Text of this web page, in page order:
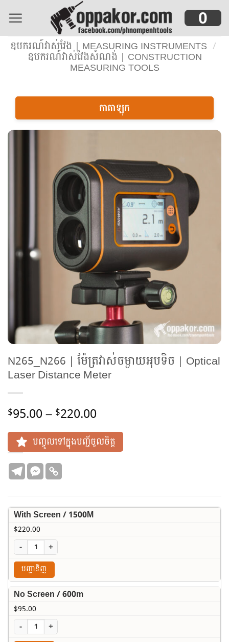
0
ឧបករណ៍វាស់វែង | MEASURING INSTRUMENTS /
ឧបករណ៍វាស់វែងសំណង់ | CONSTRUCTION
MEASURING TOOLS
កាតាឡុក
N265_N266 | ម៉ែត្រវាស់ចម្ងាយអុបទិច | Optical
Laser Distance Meter
$95.00– $220.00
range:
$95.00
through
បញ្ចូលទៅក្នុងបញ្ជីចូលចិត្ត
With Screen / 1500M
$220.00
- +
បញ្ជាទិញ
No Screen / 600m
$95.00
- +